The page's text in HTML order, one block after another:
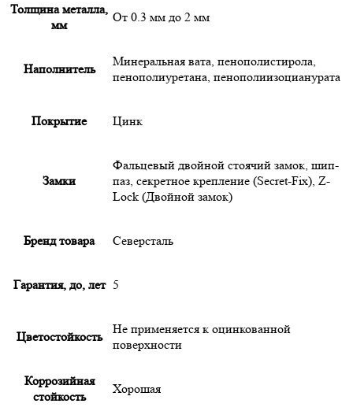
Толщина металла,
мм
От 0.3 мм до 2 мм
Наполнитель
Минеральная вата, пенополистирола,
пенополиуретана, пенополиизоцианурата
Покрытие Цинк
Замки
Фальцевый двойной стоячий замок, шип-
паз, секретное крепление (Secret-Fix), Z-
Lock (Двойной замок)
Бренд товара Северсталь
Гарантия, до, лет 5
Цветостойкость
Не применяется к оцинкованной
поверхности
Коррозийная
стойкость
Хорошая